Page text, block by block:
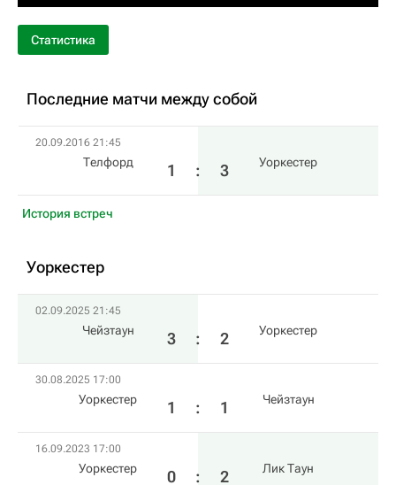
Статистика
Последние матчи между собой
20.09.2016 21:45
Телфорд 1 : 3 Уоркестер
История встреч
Уоркестер
02.09.2025 21:45
Чейзтаун 3 : 2 Уоркестер
30.08.2025 17:00
Уоркестер 1 : 1 Чейзтаун
16.09.2023 17:00
Уоркестер 0 : 2 Лик Таун